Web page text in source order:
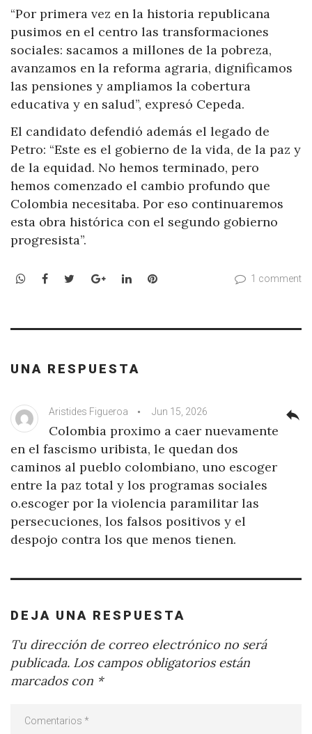
“Por primera vez en la historia republicana
pusimos en el centro las transformaciones
sociales: sacamos a millones de la pobreza,
avanzamos en la reforma agraria, dignificamos
las pensiones y ampliamos la cobertura
educativa y en salud”, expresó Cepeda.
El candidato defendió además el legado de
Petro: “Este es el gobierno de la vida, de la paz y
de la equidad. No hemos terminado, pero
hemos comenzado el cambio profundo que
Colombia necesitaba. Por eso continuaremos
esta obra histórica con el segundo gobierno
progresista”.
WhatsApp
Facebook
TwitterGoogle+LinkedInPinterest 1 comment
UNA RESPUESTA
Aristides Figueroa Jun 15, 2026
Colombia proximo a caer nuevamente
en el fascismo uribista, le quedan dos
caminos al pueblo colombiano, uno escoger
entre la paz total y los programas sociales
o.escoger por la violencia paramilitar las
persecuciones, los falsos positivos y el
despojo contra los que menos tienen.
reply
DEJA UNA RESPUESTA
Tu dirección de correo electrónico no será
publicada. Los campos obligatorios están
marcados con *